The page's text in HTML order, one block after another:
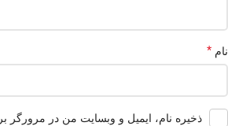
نام *
ذخیره نام، ایمیل و وبسایت من در مرورگر